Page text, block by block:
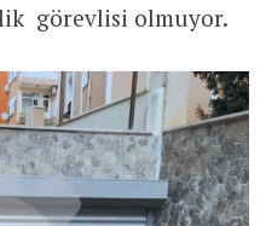
görevlisi olmuyor.